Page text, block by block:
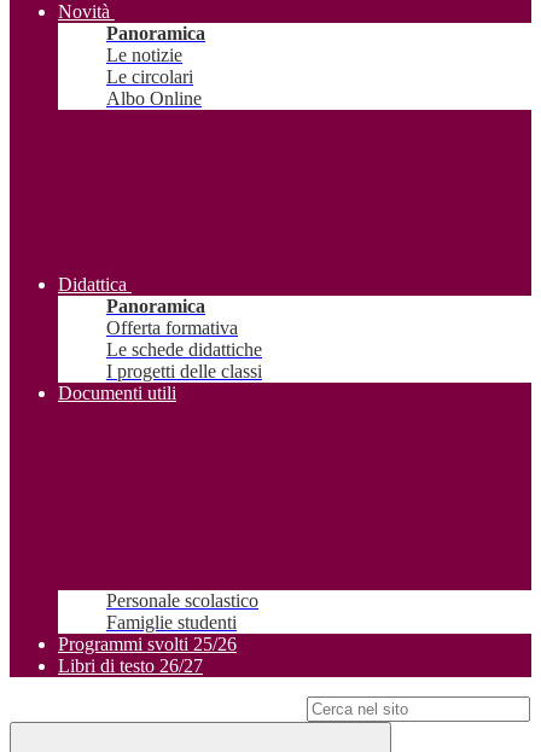
Novità
Panoramica
Le notizie
Le circolari
Albo Online
Didattica
Panoramica
Offerta formativa
Le schede didattiche
I progetti delle classi
Documenti utili
Personale scolastico
Famiglie studenti
Programmi svolti 25/26
Libri di testo 26/27